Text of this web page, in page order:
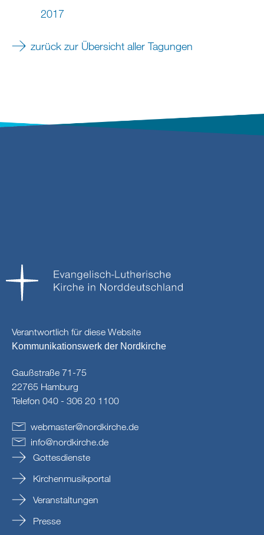
2017
zurück zur Übersicht aller Tagungen
Verantwortlich für diese Website
Kommunikationswerk der Nordkirche
Gaußstraße 71-75
22765 Hamburg
Telefon 040 - 306 20 1100
webmaster@nordkirche.de
info@nordkirche.de
Gottesdienste
Kirchenmusikportal
Veranstaltungen
Presse